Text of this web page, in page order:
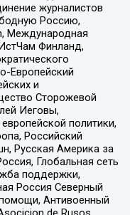
журналистов
Россию,
Международная
Финланд,
Европейский
и
Сторожевой
Иеговы,
политики,
Российский
Русская Америка за
Глобальная сеть
поддержки,
Россия Северный
Антивоенный